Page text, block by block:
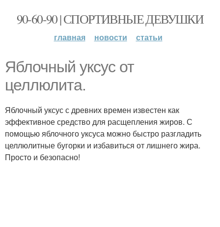
90-60-90 | СПОРТИВНЫЕ ДЕВУШКИ
главная новости статьи
Яблочный уксус от
целлюлита.
Яблочный уксус с древних времен известен как
эффективное средство для расщепления жиров. С
помощью яблочного уксуса можно быстро разгладить
целлюлитные бугорки и избавиться от лишнего жира.
Просто и безопасно!